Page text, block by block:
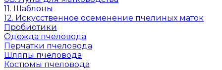
11. Шаблоны
12. Искусственное осеменение пчелиных маток
Пробиотики
Одежда пчеловода
Перчатки пчеловода
Шляпы пчеловода
Костюмы пчеловода